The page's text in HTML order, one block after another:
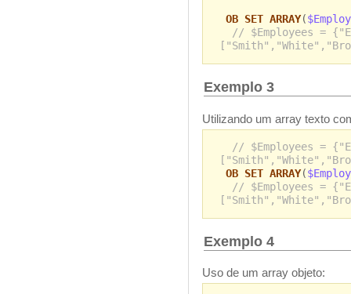
OB SET ARRAY(
// $Employees =
Exemplo 3
Utilizando um array texto
// $Employees =
OB SET ARRAY(
// $Employees =
Exemplo 4
Uso de um array objeto: